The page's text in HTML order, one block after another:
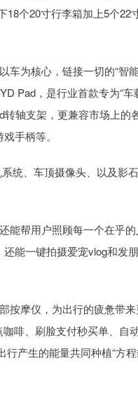
18个20寸行李箱加上5个
车为核心，链接一切的“智
Pad，是行业首款专为“
轴支架，更兼容市场上
手柄等。
统、车顶摄像头、以及影
能帮用户照顾每一个在乎
能一键拍摄爱宠vlog和发
按摩仪，为出行的疲惫带
啡、刷脸支付秒买单、
产生的能量共同种植“方